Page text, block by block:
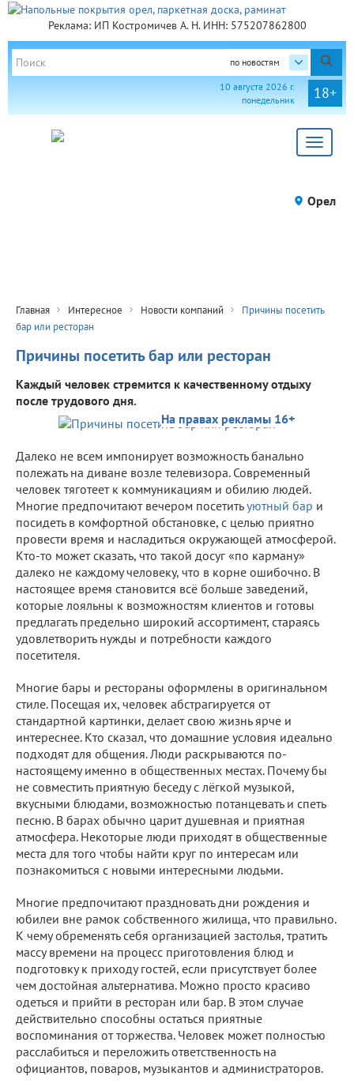
Реклама: ИП Костромичев А. Н. ИНН: 575207862800
по новостям
18+
10 августа 2026 г.
понедельник
Toggle
Орел
Главная Интересное Новости компаний
Причины посетить
бар или ресторан
Причины посетить бар или ресторан
Каждый человек стремится к качественному отдыху
после трудового дня.
На правах рекламы 16+
Далеко не всем импонирует возможность банально
полежать на диване возле телевизора. Современный
человек тяготеет к коммуникациям и обилию людей.
Многие предпочитают вечером посетитьуютный бар и
посидеть в комфортной обстановке, с целью приятно
провести время и насладиться окружающей атмосферой.
Кто-то может сказать, что такой досуг «по карману»
далеко не каждому человеку, что в корне ошибочно. В
настоящее время становится всё больше заведений,
которые лояльны к возможностям клиентов и готовы
предлагать предельно широкий ассортимент, стараясь
удовлетворить нужды и потребности каждого
посетителя.
Многие бары и рестораны оформлены в оригинальном
стиле. Посещая их, человек абстрагируется от
стандартной картинки, делает свою жизнь ярче и
интереснее. Кто сказал, что домашние условия идеально
подходят для общения. Люди раскрываются по-
настоящему именно в общественных местах. Почему бы
не совместить приятную беседу с лёгкой музыкой,
вкусными блюдами, возможностью потанцевать и спеть
песню. В барах обычно царит душевная и приятная
атмосфера. Некоторые люди приходят в общественные
места для того чтобы найти круг по интересам или
познакомиться с новыми интересными людьми.
Многие предпочитают праздновать дни рождения и
юбилеи вне рамок собственного жилища, что правильно.
К чему обременять себя организацией застолья, тратить
массу времени на процесс приготовления блюд и
подготовку к приходу гостей, если присутствует более
чем достойная альтернатива. Можно просто красиво
одеться и прийти в ресторан или бар. В этом случае
действительно способны остаться приятные
воспоминания от торжества. Человек может полностью
расслабиться и переложить ответственность на
официантов, поваров, музыкантов и администраторов.